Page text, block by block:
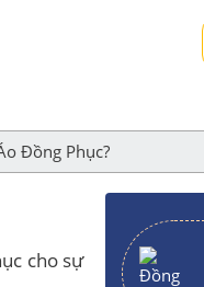
Đồng Phục?
cho sự